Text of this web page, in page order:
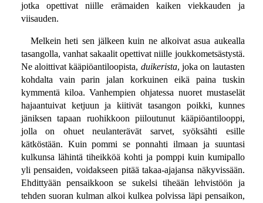
jotka opettivat niille erämaiden kaiken viekkauden ja
viisauden.
Melkein heti sen jälkeen kuin ne alkoivat asua aukealla
tasangolla, vanhat sakaalit opettivat niille joukkometsästystä.
Ne aloittivat kääpiöantiloopista, duikerista, joka on lautasten
kohdalta vain parin jalan korkuinen eikä paina tuskin
kymmentä kiloa. Vanhempien ohjatessa nuoret mustaselät
hajaantuivat ketjuun ja kiitivät tasangon poikki, kunnes
jäniksen tapaan ruohikkoon piiloutunut kääpiöantilooppi,
jolla on ohuet neulanterävät sarvet, syöksähti esille
kätköstään. Kuin pommi se ponnahti ilmaan ja suuntasi
kulkunsa lähintä tiheikköä kohti ja pomppi kuin kumipallo
yli pensaiden, voidakseen pitää takaa-ajajansa näkyvissään.
Ehdittyään pensaikkoon se sukelsi tiheään lehvistöön ja
tehden suoran kulman alkoi kulkea polvissa läpi pensaikon,